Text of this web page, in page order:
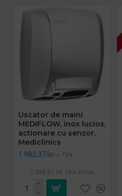
Uscator de maini
MEDIFLOW, inox lucios,
actionare cu senzor,
Mediclinics
1.982,37 lei + TVA
2.398,67 lei TVA inclus